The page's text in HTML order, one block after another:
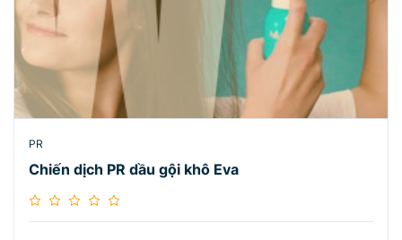
PR
Chiến dịch PR dầu gội khô Eva